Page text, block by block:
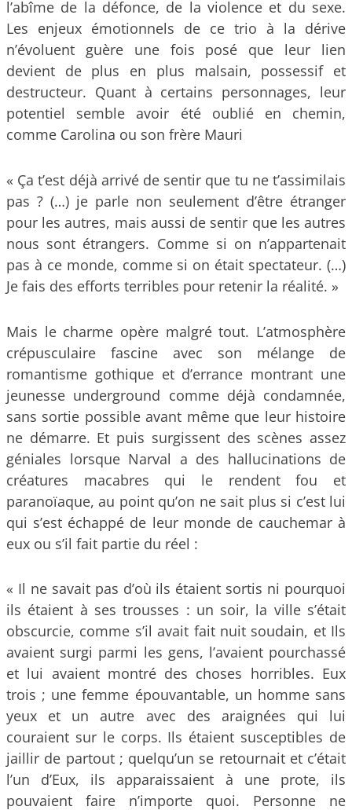
l’abîme de la défonce, de la violence et du sexe.
Les enjeux émotionnels de ce trio à la dérive
n’évoluent guère une fois posé que leur lien
devient de plus en plus malsain, possessif et
destructeur. Quant à certains personnages, leur
potentiel semble avoir été oublié en chemin,
comme Carolina ou son frère Mauri
« Ça t’est déjà arrivé de sentir que tu ne t’assimilais
pas ? (…) je parle non seulement d’être étranger
pour les autres, mais aussi de sentir que les autres
nous sont étrangers. Comme si on n’appartenait
pas à ce monde, comme si on était spectateur. (…)
Je fais des efforts terribles pour retenir la réalité. »
Mais le charme opère malgré tout. L’atmosphère
crépusculaire fascine avec son mélange de
romantisme gothique et d’errance montrant une
jeunesse underground comme déjà condamnée,
sans sortie possible avant même que leur histoire
ne démarre. Et puis surgissent des scènes assez
géniales lorsque Narval a des hallucinations de
créatures macabres qui le rendent fou et
paranoïaque, au point qu’on ne sait plus si c’est lui
qui s’est échappé de leur monde de cauchemar à
eux ou s’il fait partie du réel :
« Il ne savait pas d’où ils étaient sortis ni pourquoi
ils étaient à ses trousses : un soir, la ville s’était
obscurcie, comme s’il avait fait nuit soudain, et Ils
avaient surgi parmi les gens, l’avaient pourchassé
et lui avaient montré des choses horribles. Eux
trois ; une femme épouvantable, un homme sans
yeux et un autre avec des araignées qui lui
couraient sur le corps. Ils étaient susceptibles de
jaillir de partout ; quelqu’un se retournait et c’était
l’un d’Eux, ils apparaissaient à une prote, ils
pouvaient faire n’importe quoi. Personne ne